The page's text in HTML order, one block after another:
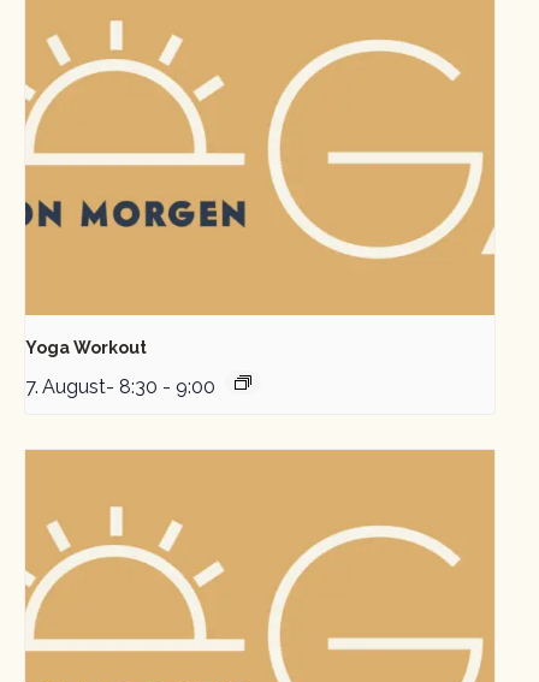
Yoga Workout
7. August- 8:30 - 9:00